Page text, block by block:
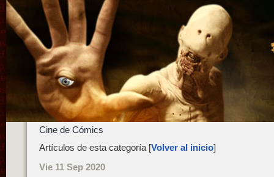
Cine de Cómics
Artículos de esta categoría [Volver al inicio]
Vie 11 Sep 2020